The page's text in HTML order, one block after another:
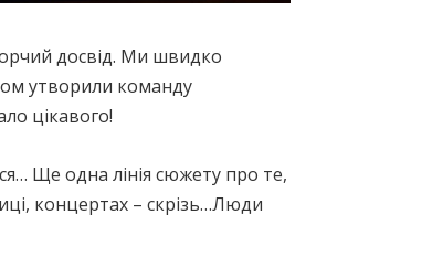
досвід. Ми швидко
утворили команду
цікавого!
Ще одна лінія сюжету про те,
концертах – скрізь…Люди